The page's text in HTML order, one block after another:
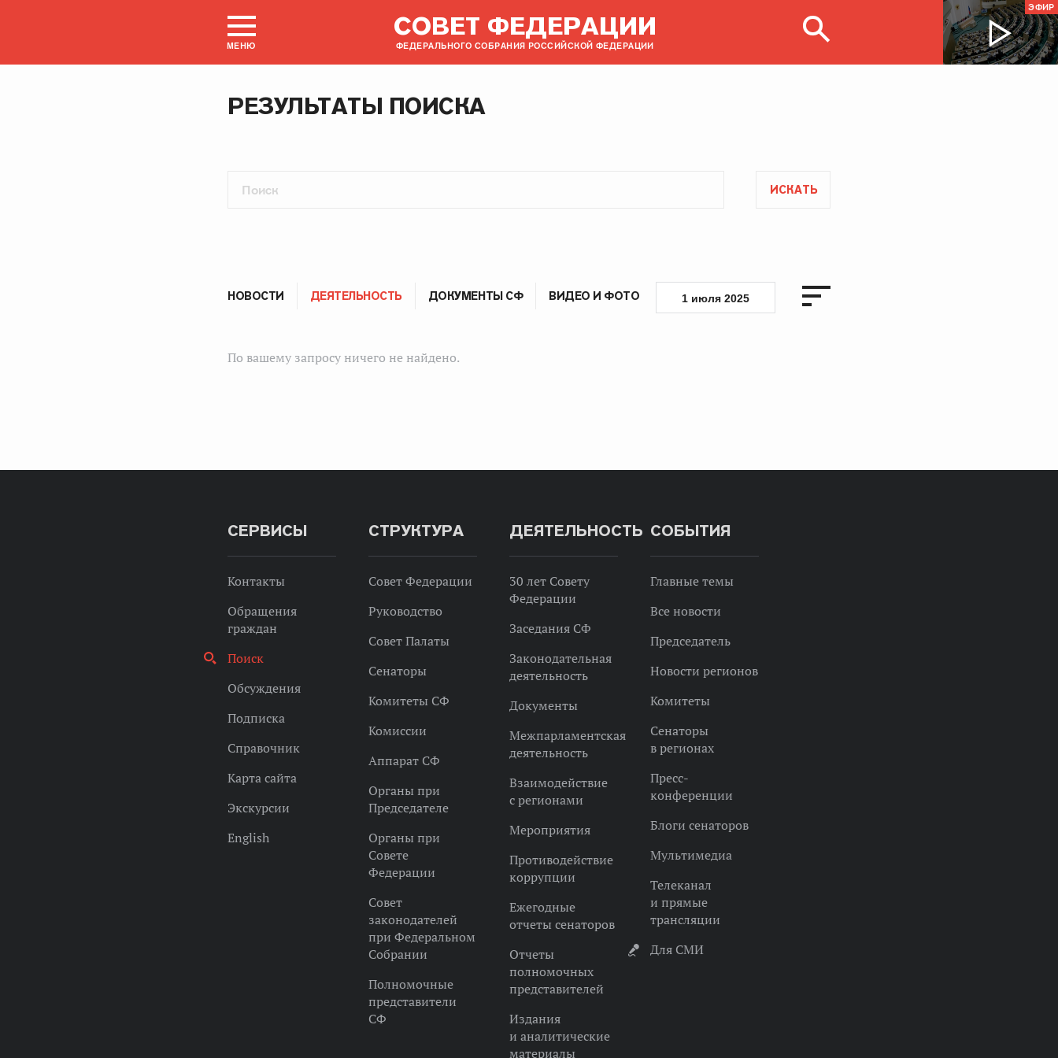
МЕНЮ
СОВЕТ ФЕДЕРАЦИИ
ФЕДЕРАЛЬНОГО СОБРАНИЯ РОССИЙСКОЙ ФЕДЕРАЦИИ
ЭФИР
РЕЗУЛЬТАТЫ ПОИСКА
ИСКАТЬ
НОВОСТИ ДЕЯТЕЛЬНОСТЬ ДОКУМЕНТЫ СФ ВИДЕО И ФОТО 1 июля 2025
По вашему запросу ничего не найдено.
СЕРВИСЫ
Контакты
Обращения
граждан
Поиск
Обсуждения
Подписка
Справочник
Карта сайта
Экскурсии
English
СТРУКТУРА
Совет Федерации
Руководство
Совет Палаты
Сенаторы
Комитеты СФ
Комиссии
Аппарат СФ
Органы при
Председателе
Органы при
Совете
Федерации
Совет
законодателей
при Федеральном
Собрании
Полномочные
представители
СФ
ДЕЯТЕЛЬНОСТЬ
30 лет Совету
Федерации
Заседания СФ
Законодательная
деятельность
Документы
Межпарламентская
деятельность
Взаимодействие
с регионами
Мероприятия
Противодействие
коррупции
Ежегодные
отчеты сенаторов
Отчеты
полномочных
представителей
Издания
и аналитические
материалы
СОБЫТИЯ
Главные темы
Все новости
Председатель
Новости регионов
Комитеты
Сенаторы
в регионах
Пресс-
конференции
Блоги сенаторов
Мультимедиа
Телеканал
и прямые
трансляции
Для СМИ